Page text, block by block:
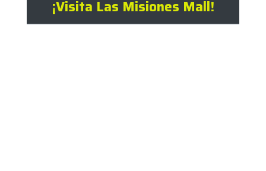
¡Visita Las Misiones Mall!